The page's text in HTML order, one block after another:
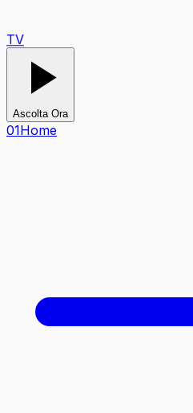
Ascolta Ora
01Home